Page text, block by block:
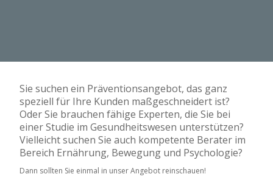
Sie suchen ein Präventionsangebot, das ganz
speziell für Ihre Kunden maßgeschneidert ist?
Oder Sie brauchen fähige Experten, die Sie bei
einer Studie im Gesundheitswesen unterstützen?
Vielleicht suchen Sie auch kompetente Berater im
Bereich Ernährung, Bewegung und Psychologie?
Dann sollten Sie einmal in unser Angebot reinschauen!